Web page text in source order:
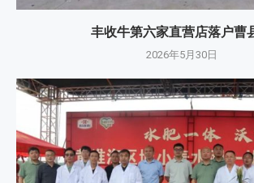
丰收牛第六家直营店落户曹
2026年5月30日